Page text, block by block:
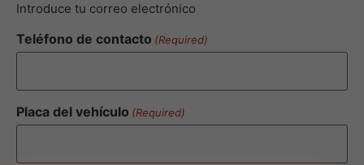
Introduce tu correo electrónico
Teléfono de contacto (Required)
Placa del vehículo (Required)